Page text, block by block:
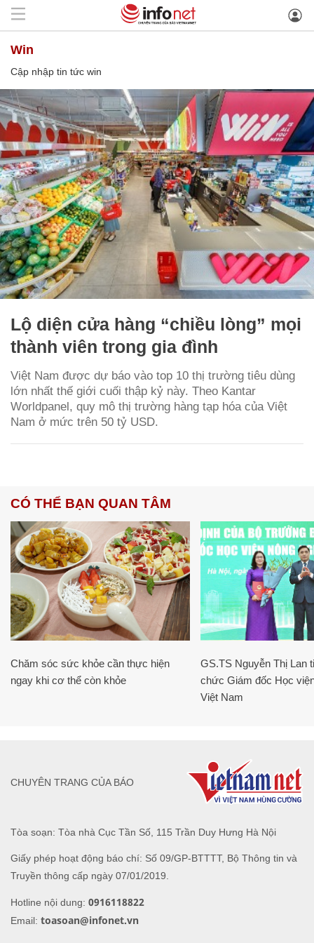
win
Cập nhập tin tức win
Lộ diện cửa hàng “chiều lòng” mọi
thành viên trong gia đình
Việt Nam được dự báo vào top 10 thị trường tiêu dùng
lớn nhất thế giới cuối thập kỷ này. Theo Kantar
Worldpanel, quy mô thị trường hàng tạp hóa của Việt
Nam ở mức trên 50 tỷ USD.
CÓ THỂ BẠN QUAN TÂM
Chăm sóc sức khỏe cần thực hiện
ngay khi cơ thể còn khỏe
GS.TS Nguyễn Thị Lan
chức Giám đốc Học
Việt Nam
Tòa soạn: Tòa nhà Cục Tần Số, 115 Trần Duy Hưng Hà Nội
Giấy phép hoạt động báo chí: Số 09/GP-BTTTT, Bộ Thông tin và
Truyền thông cấp ngày 07/01/2019.
Hotline nội dung: 0916118822
Email: toasoan@infonet.vn
CHUYÊN TRANG CỦA BÁO